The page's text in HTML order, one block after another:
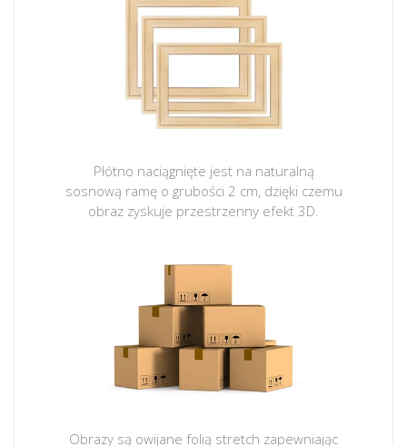
Płótno naciągnięte jest na naturalną
sosnową ramę o grubości 2 cm, dzięki czemu
obraz zyskuje przestrzenny efekt 3D.
Obrazy są owijane folią stretch zapewniając